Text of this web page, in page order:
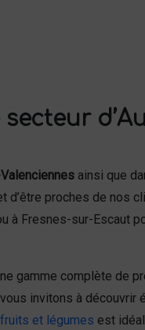
ainsi que
d’être proches de
à Fresnes-sur-Escaut
gamme complète de
invitons à découvrir
fruits et légumes est